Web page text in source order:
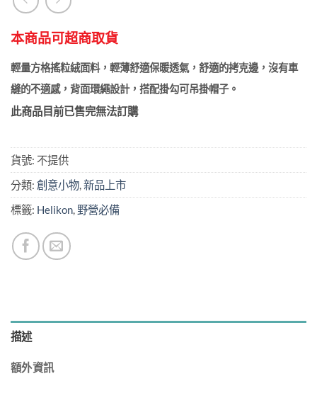
本商品可超商取貨
輕量方格搖粒絨面料，輕薄舒適保暖透氣，舒適的拷克邊，沒有車
縫的不適感，背面環繩設計，搭配掛勾可吊掛帽子。
此商品目前已售完無法訂購
貨號: 不提供
分類: 創意小物 新品上市
標籤: Helikon 野營必備
描述
額外資訊